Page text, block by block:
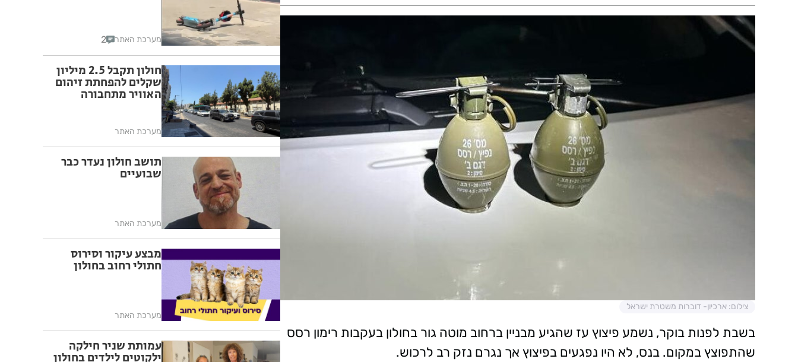
צילום: ארכיון- דוברות משטרת ישראל
בשבת לפנות בוקר, נשמע פיצוץ עז שהגיע מבניין ברחוב מוטה גור בחולון בעקבות רימון רסס
שהתפוצץ במקום. בנס, לא היו נפגעים בפיצוץ אך נגרם נזק רב לרכוש.
מערכת האתר 2
חולון תקבל 2.5 מיליון
שקלים להפחתת זיהום
האוויר מתחבורה
מערכת האתר
תושב חולון נעדר כבר
שבועיים
מערכת האתר
מבצע עיקור וסירוס
חתולי רחוב בחולון
מערכת האתר
עמותת שניר חילקה
ילקוטים לילדים בחולון